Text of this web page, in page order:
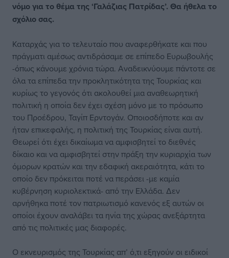
νόμο για το θέμα της ‘Γαλάζιας Πατρίδας’. Θα ήθελα το
σχόλιο σας.
Καταρχάς για το τελευταίο που αναφερθήκατε και που
πράγματι αμέσως αντιδράσαμε σε επίπεδο Ευρωβουλής
-όπως κάνουμε χρόνια τώρα. Αναδεικνύουμε πάντοτε σε
όλα τα επίπεδα την προκλητικότητα της Τουρκίας και
κυρίως το γεγονός ότι ακολουθεί μια αναθεωρητική
πολιτική η οποία δεν έχει σχέση μόνο με το πρόσωπο
του Προέδρου, Ταγίπ Ερντογάν. Οποιοσδήποτε και αν
ήταν επικεφαλής, η πολιτική της Τουρκίας είναι αυτή.
Θεωρεί ότι έχει δικαίωμα να αμφισβητεί το διεθνές
δίκαιο και να αμφισβητεί στην πράξη την κυριαρχία των
όμορων κρατών και την εδαφική ακεραιότητα, κάτι το
οποίο δεν πρόκειται ποτέ να περάσει -με καμία
κυβέρνηση κυριολεκτικά- από την Ελλάδα. Δεν
αρνήθηκα ποτέ τον πατριωτισμό κανενός εξ αυτών οι
οποίοι έχουν αναλάβει τα ηνία της χώρας ανεξάρτητα
από τις πολιτικές μας διαφορές.
Ο εκνευρισμός της Τουρκίας απ’ ό,τι εξηγούν οι ειδικοί